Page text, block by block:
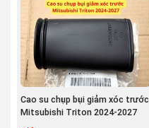
Cao su chụp bụi giảm xóc trước
Mitsubishi Triton 2024-2027